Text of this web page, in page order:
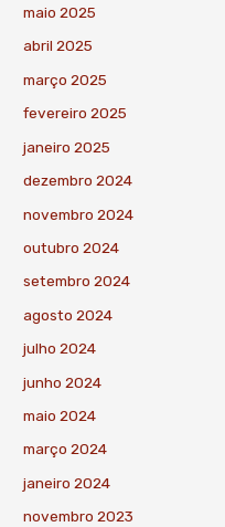
maio 2025
abril 2025
março 2025
fevereiro 2025
janeiro 2025
dezembro 2024
novembro 2024
outubro 2024
setembro 2024
agosto 2024
julho 2024
junho 2024
maio 2024
março 2024
janeiro 2024
novembro 2023